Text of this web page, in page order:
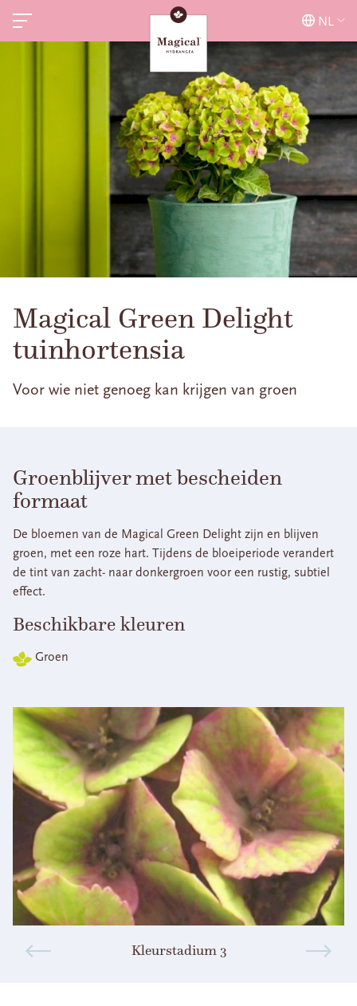
NL
Magical Green Delight
tuinhortensia
Voor wie niet genoeg kan krijgen van groen
Groenblijver met bescheiden
formaat
De bloemen van de Magical Green Delight zijn en blijven
groen, met een roze hart. Tijdens de bloeiperiode verandert
de tint van zacht- naar donkergroen voor een rustig, subtiel
effect.
Beschikbare kleuren
Groen
Kleurstadium 3